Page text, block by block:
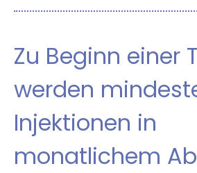
Zu Beginn einer
werden
Injektionen in
monatlichem